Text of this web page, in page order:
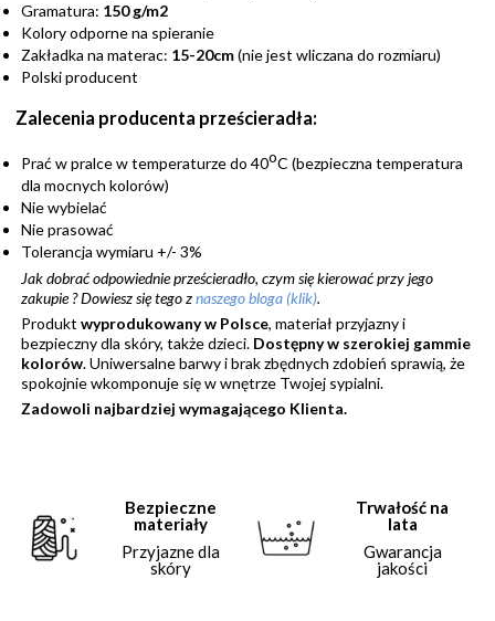
Gramatura: 150 g/m2
Kolory odporne na spieranie
Zakładka na materac: 15-20cm(nie jest wliczana do rozmiaru)
Polski producent
Zalecenia producenta prześcieradła:
Prać w pralce w temperaturze do 40oC (bezpieczna temperatura
dla mocnych kolorów)
Nie wybielać
Nie prasować
Tolerancja wymiaru +/- 3%
Jak dobrać odpowiednie prześcieradło, czym się kierować przy jego
zakupie ?Dowiesz się tego znaszego bloga (klik).
Produkt wyprodukowany w Polsce, materiał przyjazny i
bezpieczny dla skóry, także dzieci. Dostępny w szerokiej gammie
kolorów. Uniwersalne barwy i brak zbędnych zdobień sprawią, że
spokojnie wkomponuje się w wnętrze Twojej sypialni.
Zadowoli najbardziej wymagającego Klienta.
Bezpieczne
materiały
Przyjazne dla
skóry
Trwałość na
lata
Gwarancja
jakości